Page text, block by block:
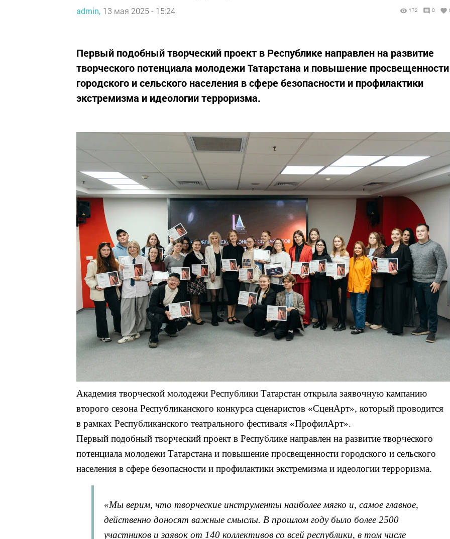
admin, 13 мая 2025 - 15:24 172 0
Первый подобный творческий проект в Республике направлен на развитие
творческого потенциала молодежи Татарстана и повышение просвещенности
городского и сельского населения в сфере безопасности и профилактики
экстремизма и идеологии терроризма.
Академия творческой молодежи Республики Татарстан открыла заявочную кампанию
второго сезона Республиканского конкурса сценаристов «СценАрт», который проводится
в рамках Республиканского театрального фестиваля «ПрофилАрт».
Первый подобный творческий проект в Республике направлен на развитие творческого
потенциала молодежи Татарстана и повышение просвещенности городского и сельского
населения в сфере безопасности и профилактики экстремизма и идеологии терроризма.
«Мы верим, что творческие инструменты наиболее мягко и, самое главное,
действенно доносят важные смыслы. В прошлом году было более 2500
участников и заявок от 140 коллективов со всей республики, в том числе